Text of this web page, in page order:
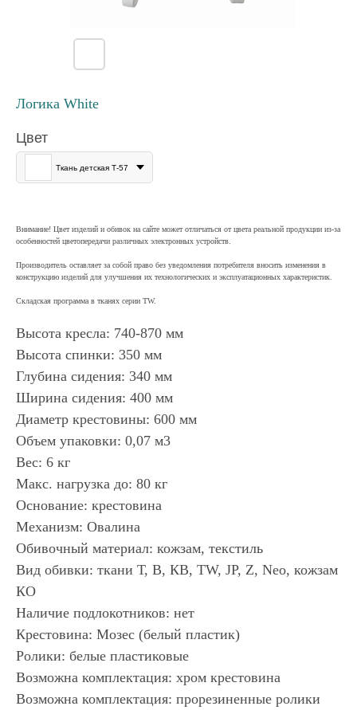
Логика White
Цвет
Ткань детская Т-57
Внимание! Цвет изделий и обивок на сайте может отличаться от цвета реальной продукции из-за
особенностей цветопередачи различных электронных устройств.
Производитель оставляет за собой право без уведомления потребителя вносить изменения в
конструкцию изделий для улучшения их технологических и эксплуатационных характеристик.
Складская программа в тканях серии ТW.
Высота кресла: 740-870 мм
Высота спинки: 350 мм
Глубина сидения: 340 мм
Ширина сидения: 400 мм
Диаметр крестовины: 600 мм
Объем упаковки: 0,07 м3
Вес: 6 кг
Макс. нагрузка до: 80 кг
Основание: крестовина
Механизм: Овалина
Обивочный материал: кожзам, текстиль
Вид обивки: ткани Т, В, КВ, TW, JP, Z, Neo, кожзам
КО
Наличие подлокотников: нет
Крестовина: Мозес (белый пластик)
Ролики: белые пластиковые
Возможна комплектация: хром крестовина
Возможна комплектация: прорезиненные ролики